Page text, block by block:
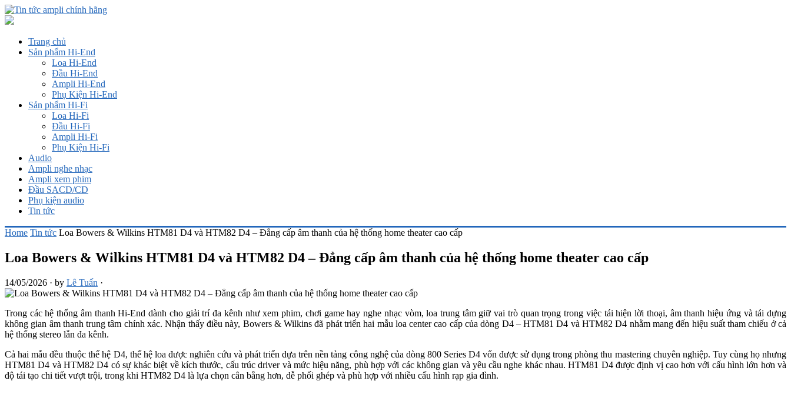
Trang chủ
Sản phẩm Hi-End
Loa Hi-End
Đầu Hi-End
Ampli Hi-End
Phụ Kiện Hi-End
Sản phẩm Hi-Fi
Loa Hi-Fi
Đầu Hi-Fi
Ampli Hi-Fi
Phụ Kiện Hi-Fi
Audio
Ampli nghe nhạc
Ampli xem phim
Đầu SACD/CD
Phụ kiện audio
Tin tức
Home Tin tức Loa Bowers & Wilkins HTM81 D4 và HTM82 D4 – Đẳng cấp âm thanh của hệ thống home theater cao cấp
Loa Bowers & Wilkins HTM81 D4 và HTM82 D4 – Đẳng cấp âm thanh của hệ thống home theater cao cấp
14/05/2026 · by Lê Tuấn ·
Trong các hệ thống âm thanh Hi-End dành cho giải trí đa kênh như xem phim, chơi game hay nghe nhạc vòm, loa trung tâm giữ vai trò quan trọng trong việc tái hiện lời thoại, âm thanh hiệu ứng và tái dựng
không gian âm thanh trung tâm chính xác. Nhận thấy điều này, Bowers & Wilkins đã phát triển hai mẫu loa center cao cấp của dòng D4 – HTM81 D4 và HTM82 D4 nhằm mang đến hiệu suất tham chiếu ở cả
hệ thống stereo lẫn đa kênh.
Cả hai mẫu đều thuộc thế hệ D4, thế hệ loa được nghiên cứu và phát triển dựa trên nền tảng công nghệ của dòng 800 Series D4 vốn được sử dụng trong phòng thu mastering chuyên nghiệp. Tuy cùng họ nhưng
HTM81 D4 và HTM82 D4 có sự khác biệt về kích thước, cấu trúc driver và mức hiệu năng, phù hợp với các không gian và yêu cầu nghe khác nhau. HTM81 D4 được định vị cao hơn với cấu hình lớn hơn và
độ tái tạo chi tiết vượt trội, trong khi HTM82 D4 là lựa chọn cân bằng hơn, dễ phối ghép và phù hợp với nhiều cấu hình rạp gia đình.